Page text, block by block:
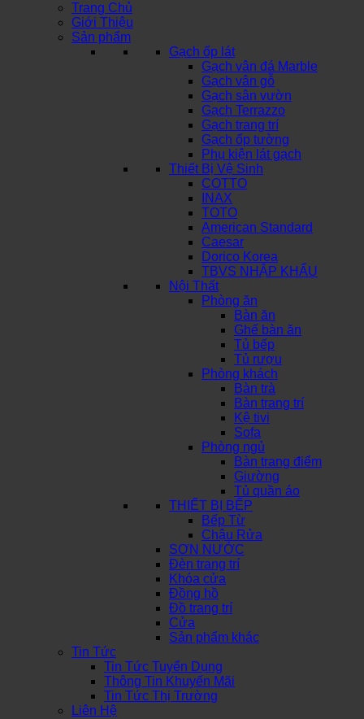
Trang Chủ
Giới Thiệu
Sản phẩm
Gạch ốp lát
Gạch vân đá Marble
Gạch vân gỗ
Gạch sân vườn
Gạch Terrazzo
Gạch trang trí
Gạch ốp tường
Phụ kiện lát gạch
Thiết Bị Vệ Sinh
COTTO
INAX
TOTO
American Standard
Caesar
Dorico Korea
TBVS NHẬP KHẨU
Nội Thất
Phòng ăn
Bàn ăn
Ghế bàn ăn
Tủ bếp
Tủ rượu
Phòng khách
Bàn trà
Bàn trang trí
Kệ tivi
Sofa
Phòng ngủ
Bàn trang điểm
Giường
Tủ quần áo
THIẾT BỊ BẾP
Bếp Từ
Chậu Rửa
SƠN NƯỚC
Đèn trang trí
Khóa cửa
Đồng hồ
Đồ trang trí
Cửa
Sản phẩm khác
Tin Tức
Tin Tức Tuyển Dụng
Thông Tin Khuyến Mãi
Tin Tức Thị Trường
Liên Hệ